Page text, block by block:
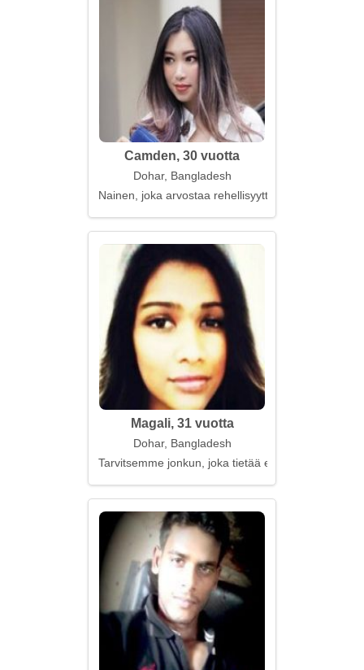
Camden, 30 vuotta
Dohar, Bangladesh
Nainen, joka arvostaa rehellisyyttä ja uskollisuutta
Magali, 31 vuotta
Dohar, Bangladesh
Tarvitsemme jonkun, joka tietää elämän arvon